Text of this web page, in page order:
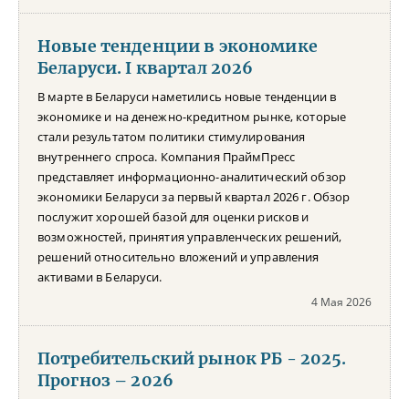
Новые тенденции в экономике
Беларуси. I квартал 2026
В марте в Беларуси наметились новые тенденции в
экономике и на денежно-кредитном рынке, которые
стали результатом политики стимулирования
внутреннего спроса. Компания ПраймПресс
представляет информационно-аналитический обзор
экономики Беларуси за первый квартал 2026 г. Обзор
послужит хорошей базой для оценки рисков и
возможностей, принятия управленческих решений,
решений относительно вложений и управления
активами в Беларуси.
4 Мая 2026
Потребительский рынок РБ - 2025.
Прогноз – 2026